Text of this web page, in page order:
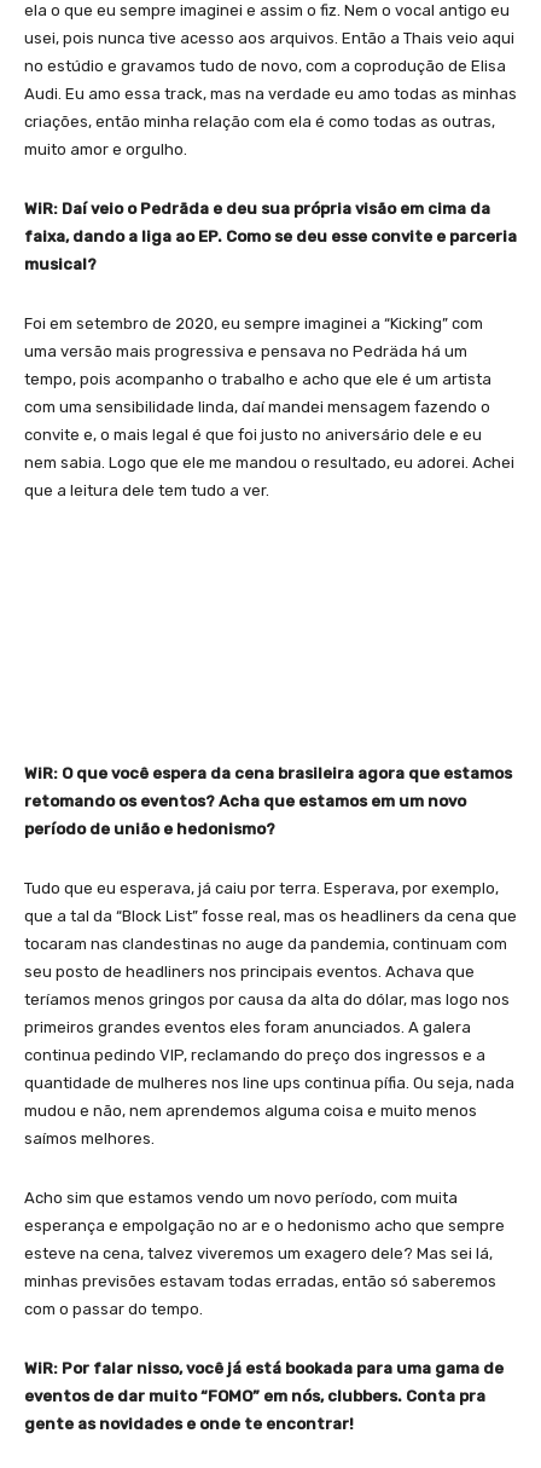
ela o que eu sempre imaginei e assim o fiz. Nem o vocal antigo eu
usei, pois nunca tive acesso aos arquivos. Então a Thais veio aqui
no estúdio e gravamos tudo de novo, com a coprodução de Elisa
Audi. Eu amo essa track, mas na verdade eu amo todas as minhas
criações, então minha relação com ela é como todas as outras,
muito amor e orgulho.
WiR: Daí veio o Pedräda e deu sua própria visão em cima da
faixa, dando a liga ao EP. Como se deu esse convite e parceria
musical?
Foi em setembro de 2020, eu sempre imaginei a “Kicking” com
uma versão mais progressiva e pensava no Pedräda há um
tempo, pois acompanho o trabalho e acho que ele é um artista
com uma sensibilidade linda, daí mandei mensagem fazendo o
convite e, o mais legal é que foi justo no aniversário dele e eu
nem sabia. Logo que ele me mandou o resultado, eu adorei. Achei
que a leitura dele tem tudo a ver.
WiR: O que você espera da cena brasileira agora que estamos
retomando os eventos? Acha que estamos em um novo
período de união e hedonismo?
Tudo que eu esperava, já caiu por terra. Esperava, por exemplo,
que a tal da “Block List” fosse real, mas os headliners da cena que
tocaram nas clandestinas no auge da pandemia, continuam com
seu posto de headliners nos principais eventos. Achava que
teríamos menos gringos por causa da alta do dólar, mas logo nos
primeiros grandes eventos eles foram anunciados. A galera
continua pedindo VIP, reclamando do preço dos ingressos e a
quantidade de mulheres nos line ups continua pífia. Ou seja, nada
mudou e não, nem aprendemos alguma coisa e muito menos
saímos melhores.
Acho sim que estamos vendo um novo período, com muita
esperança e empolgação no ar e o hedonismo acho que sempre
esteve na cena, talvez viveremos um exagero dele? Mas sei lá,
minhas previsões estavam todas erradas, então só saberemos
com o passar do tempo.
WiR: Por falar nisso, você já está bookada para uma gama de
eventos de dar muito “FOMO” em nós, clubbers. Conta pra
gente as novidades e onde te encontrar!